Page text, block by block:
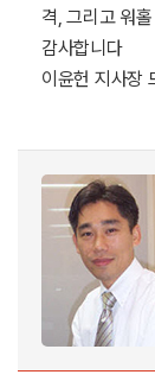
격, 그리고 워
감사합니다
이윤헌 지사장